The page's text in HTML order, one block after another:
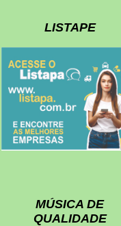
LISTAPE
MÚSICA DE
QUALIDADE